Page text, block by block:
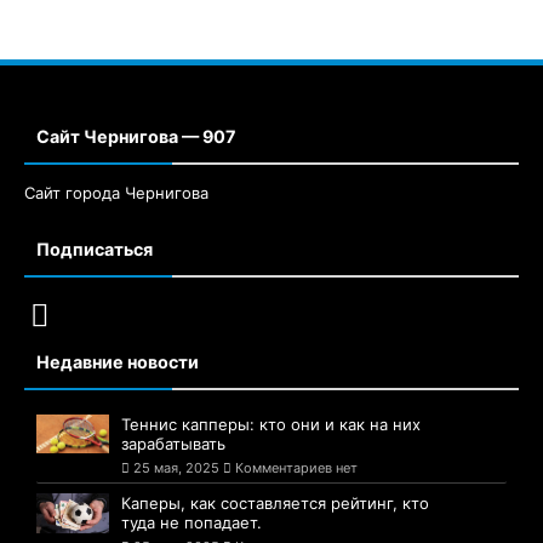
Сайт Чернигова — 907
Сайт города Чернигова
Подписаться
Недавние новости
Теннис капперы: кто они и как на них
зарабатывать
25 мая, 2025 Комментариев нет
Каперы, как составляется рейтинг, кто
туда не попадает.